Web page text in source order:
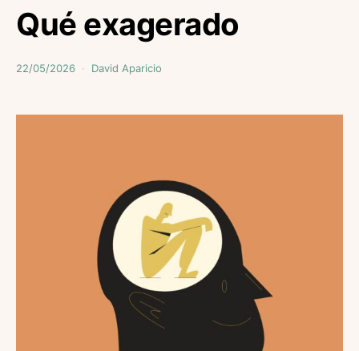
Qué exagerado
22/05/2026 David Aparicio